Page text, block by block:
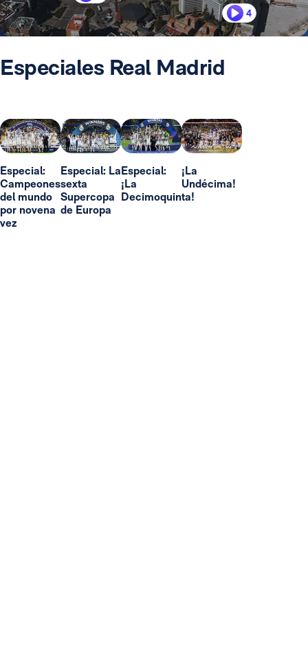
4
Especiales Real Madrid
Especial:
Campeones
del mundo
por novena
vez
Especial: La
sexta
Supercopa
de Europa
Especial:
¡La
Decimoquinta!
¡La
Undécima!